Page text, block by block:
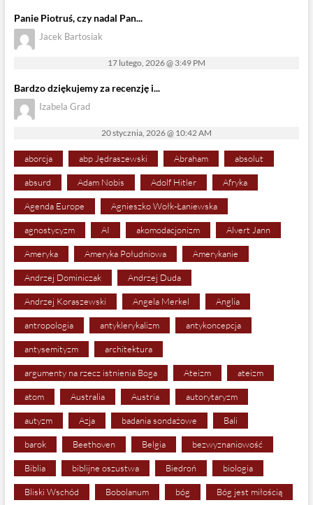
Panie Piotruś, czy nadal Pan...
Jacek Bartosiak
17 lutego, 2026 @ 3:49 PM
Bardzo dziękujemy za recenzję i...
Izabela Grad
20 stycznia, 2026 @ 10:42 AM
aborcja abp Jędraszewski Abraham absolut
absurd Adam Nobis Adolf Hitler Afryka
Agenda Europe Agnieszko Wołk-Łaniewska
agnostycyzm AI akomodacjonizm Alvert Jann
Ameryka Ameryka Południowa Amerykanie
Andrzej Dominiczak Andrzej Duda
Andrzej Koraszewski Angela Merkel Anglia
antropologia antyklerykalizm antykoncepcja
antysemityzm architektura
argumenty na rzecz istnienia Boga Ateizm ateizm
atom Australia Austria autorytaryzm
autyzm Azja badania sondażowe Bali
barok Beethoven Belgia bezwyznaniowość
Biblia biblijne oszustwa Biedroń biologia
Bliski Wschód Bobolanum bóg Bóg jest miłością